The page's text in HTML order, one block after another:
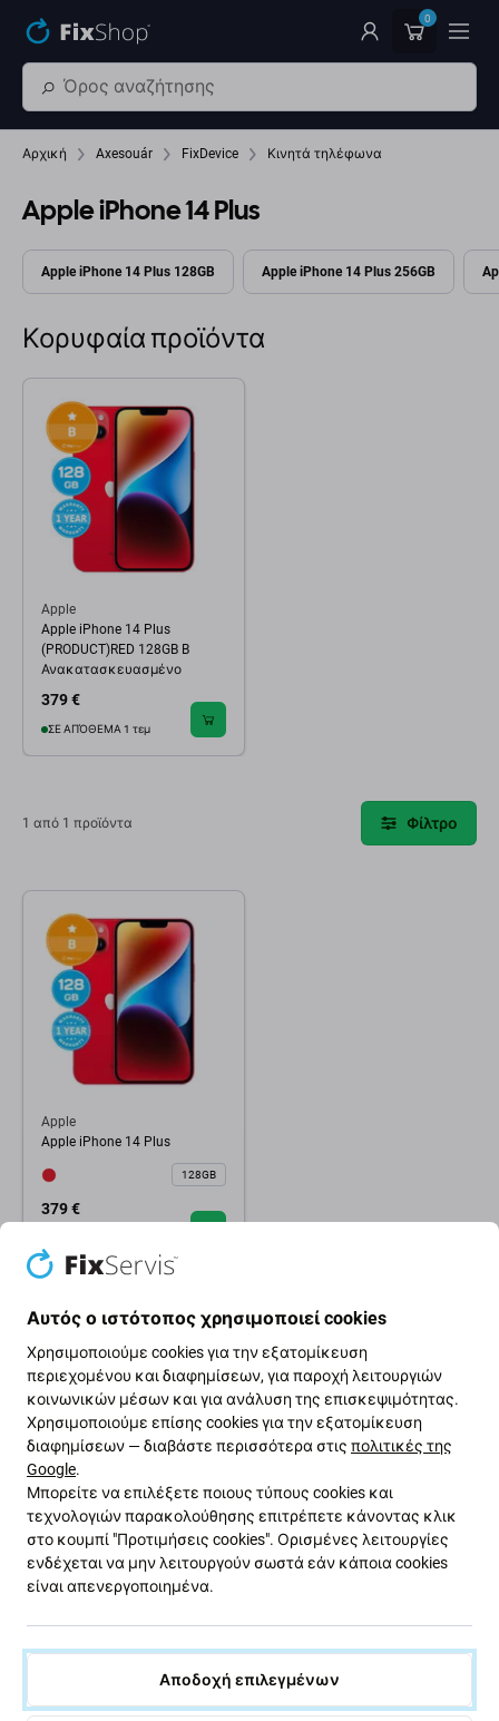
0
Αρχική Axesouár FixDevice Κινητά τηλέφωνα
Apple iPhone 14 Plus
Apple iPhone 14 Plus 128GB Apple iPhone 14 Plus 256GB
Κορυφαία προϊόντα
Apple
Apple iPhone 14 Plus
(PRODUCT)RED 128GB B
Ανακατασκευασμένο
379 €
ΣΕ ΑΠΌΘΕΜΑ 1 τεμ
1 από 1 προϊόντα Φίλτρο
Apple
Apple iPhone 14 Plus
128GB
379 €
Πράσινος δρόμος
Βελτιώνουμε συνεχώς το αποτύπωμα άνθρακα για να
προστατεύσουμε τον πλανήτη μας. Διαβάστε
περισσότερα για το πώς προσαρμόζουμε τις
Αυτός ο ιστότοπος χρησιμοποιεί cookies
Χρησιμοποιούμε cookies για την εξατομίκευση
περιεχομένου και διαφημίσεων, για παροχή λειτουργιών
κοινωνικών μέσων και για ανάλυση της επισκεψιμότητας.
Χρησιμοποιούμε επίσης cookies για την εξατομίκευση
διαφημίσεων — διαβάστε περισσότερα στις πολιτικές της
Google.
Μπορείτε να επιλέξετε ποιους τύπους cookies και
τεχνολογιών παρακολούθησης επιτρέπετε κάνοντας κλικ
στο κουμπί "Προτιμήσεις cookies". Ορισμένες λειτουργίες
ενδέχεται να μην λειτουργούν σωστά εάν κάποια cookies
είναι απενεργοποιημένα.
Αποδοχή επιλεγμένων